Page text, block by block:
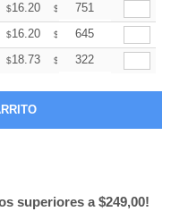
$16.20 $ 16.06
751
$16.20 $ 16.06
645
$18.73 $ 18.57
322
superiores a $249,00!